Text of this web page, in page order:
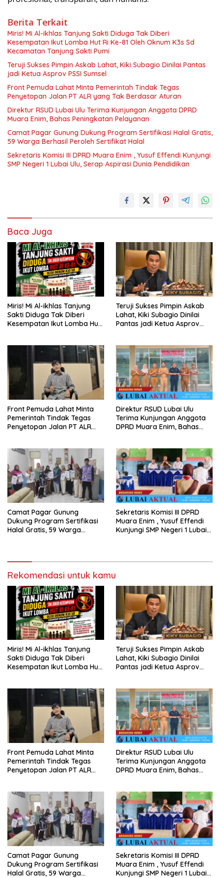
Berita Terkait
Miris! Mi Al-ikhlas Tanjung Sakti Diduga Tak Diberi
Kesempatan Ikut Lomba Hut Ri Ke-81 Oleh Oknum K3s Sd
Kecamatan Tanjung Sakti Pumi
Teruji Sukses Pimpin Askab Lahat, Kiki Subagio Dinilai Pantas
jadi Ketua Asprov PSSI Sumsel
Front Pemuda Lahat Minta Pemerintah Tindak Tegas
Penyetopan Jalan PT ALR yang Tak Berdasar Aturan
Direktur RSUD Lubai Ulu Terima Kunjungan Anggota DPRD
Muara Enim, Bahas Peningkatan Pelayanan
Camat Pagar Gunung Dukung Program Sertifikasi Halal Gratis,
59 Warga Berhasil Peroleh Sertifikat Halal
Sekretaris Komisi III DPRD Muara Enim , Yusuf Effendi Kunjungi
SMP Negeri 1 Lubai Ulu, Serap Aspirasi Dunia Pendidikan
Baca Juga
Miris! Mi Al-ikhlas Tanjung
Sakti Diduga Tak Diberi
Kesempatan Ikut Lomba Hut
Teruji Sukses Pimpin Askab
Lahat, Kiki Subagio Dinilai
Pantas jadi Ketua Asprov
Front Pemuda Lahat Minta
Pemerintah Tindak Tegas
Penyetopan Jalan PT ALR
Direktur RSUD Lubai Ulu
Terima Kunjungan Anggota
DPRD Muara Enim, Bahas
Camat Pagar Gunung
Dukung Program Sertifikasi
Halal Gratis, 59 Warga
Sekretaris Komisi III DPRD
Muara Enim , Yusuf Effendi
Kunjungi SMP Negeri 1 Lubai
Rekomendasi untuk kamu
Miris! Mi Al-ikhlas Tanjung
Sakti Diduga Tak Diberi
Kesempatan Ikut Lomba Hut
Teruji Sukses Pimpin Askab
Lahat, Kiki Subagio Dinilai
Pantas jadi Ketua Asprov
Front Pemuda Lahat Minta
Pemerintah Tindak Tegas
Penyetopan Jalan PT ALR
Direktur RSUD Lubai Ulu
Terima Kunjungan Anggota
DPRD Muara Enim, Bahas
Camat Pagar Gunung
Dukung Program Sertifikasi
Halal Gratis, 59 Warga
Sekretaris Komisi III DPRD
Muara Enim , Yusuf Effendi
Kunjungi SMP Negeri 1 Lubai